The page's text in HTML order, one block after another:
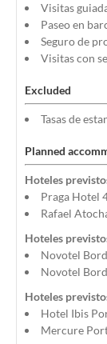
Visitas
Paseo en
Seguro de
Visitas con
Excluded
Tasas de
Planned
Hoteles
Praga Hotel
Rafael
Hoteles
Novotel
Novotel
Hoteles
Hotel Ibis
Mercure